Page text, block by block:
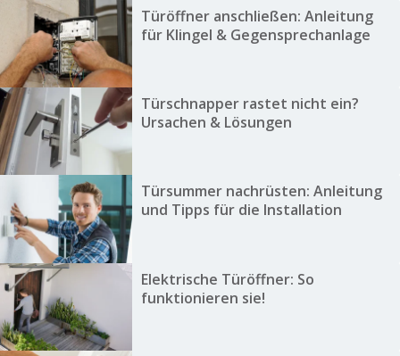
Türöffner anschließen: Anleitung
für Klingel & Gegensprechanlage
Türschnapper rastet nicht ein?
Ursachen & Lösungen
Türsummer nachrüsten: Anleitung
und Tipps für die Installation
Elektrische Türöffner: So
funktionieren sie!